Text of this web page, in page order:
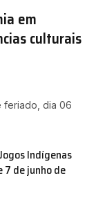
em
culturais
feriado, dia 06
Indígenas
7 de junho de